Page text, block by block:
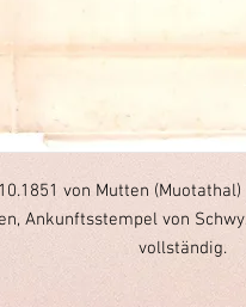
von Mutten
Ankunftsstempel von
vollständig.